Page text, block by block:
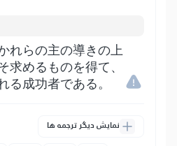
れらの主の導きの上
求めるものを得て、
る成功者である。
نمایش دیگر ترجمه ها